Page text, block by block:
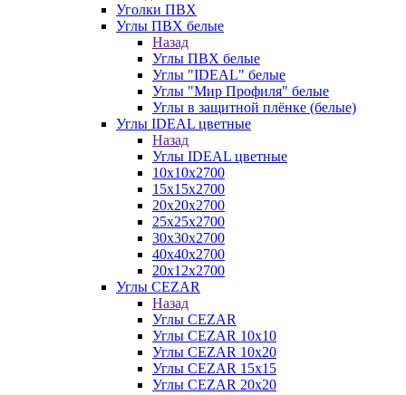
Уголки ПВХ
Углы ПВХ белые
Назад
Углы ПВХ белые
Углы "IDEAL" белые
Углы "Мир Профиля" белые
Углы в защитной плёнке (белые)
Углы IDEAL цветные
Назад
Углы IDEAL цветные
10х10х2700
15х15х2700
20х20х2700
25х25х2700
30х30х2700
40х40х2700
20х12х2700
Углы CEZAR
Назад
Углы CEZAR
Углы CEZAR 10х10
Углы CEZAR 10х20
Углы CEZAR 15х15
Углы CEZAR 20х20